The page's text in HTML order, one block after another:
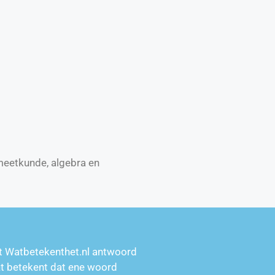
algebra en
Watbetekenthet.nl antwoord
betekent dat ene woord